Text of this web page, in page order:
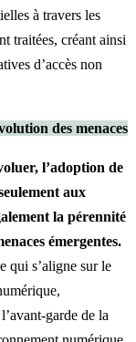
à travers les
traitées, créant ainsi
d’accès non
des menaces
l’adoption de
aux
la pérennité
émergentes.
qui s’aligne sur le
garde de la